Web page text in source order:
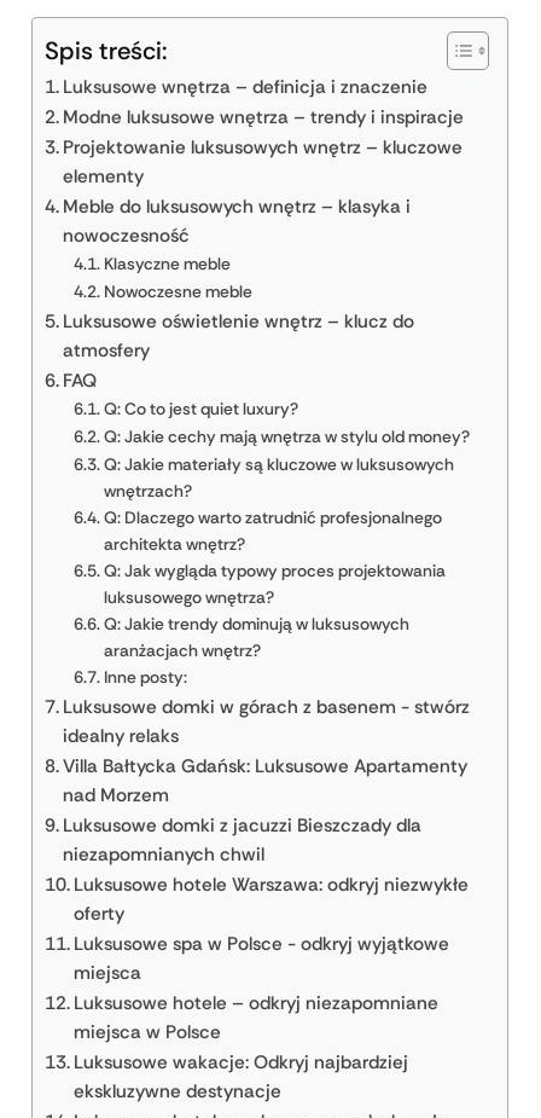
Spis treści:
Luksusowe wnętrza – definicja i znaczenie
Modne luksusowe wnętrza – trendy i inspiracje
Projektowanie luksusowych wnętrz – kluczowe
elementy
Meble do luksusowych wnętrz – klasyka i
nowoczesność
Klasyczne meble
Nowoczesne meble
Luksusowe oświetlenie wnętrz – klucz do
atmosfery
FAQ
Q: Co to jest quiet luxury?
Q: Jakie cechy mają wnętrza w stylu old money?
Q: Jakie materiały są kluczowe w luksusowych
wnętrzach?
Q: Dlaczego warto zatrudnić profesjonalnego
architekta wnętrz?
Q: Jak wygląda typowy proces projektowania
luksusowego wnętrza?
Q: Jakie trendy dominują w luksusowych
aranżacjach wnętrz?
Inne posty:
Luksusowe domki w górach z basenem - stwórz
idealny relaks
Villa Bałtycka Gdańsk: Luksusowe Apartamenty
nad Morzem
Luksusowe domki z jacuzzi Bieszczady dla
niezapomnianych chwil
Luksusowe hotele Warszawa: odkryj niezwykłe
oferty
Luksusowe spa w Polsce - odkryj wyjątkowe
miejsca
Luksusowe hotele – odkryj niezapomniane
miejsca w Polsce
Luksusowe wakacje: Odkryj najbardziej
ekskluzywne destynacje